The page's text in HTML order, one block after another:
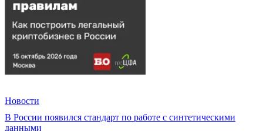
Новости
В России появился стандарт по работе с синтетическими
данными